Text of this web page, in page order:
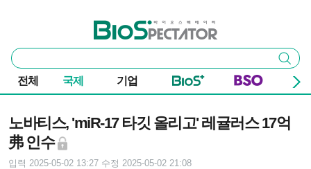
바이오스펙테이터
통
합
검
색
검색
전체 국제 기업
노바티스, 'miR-17 타깃 올리고' 레귤러스 17억
弗 인수
입력 2025-05-02 13:27 수정 2025-05-02 21:08